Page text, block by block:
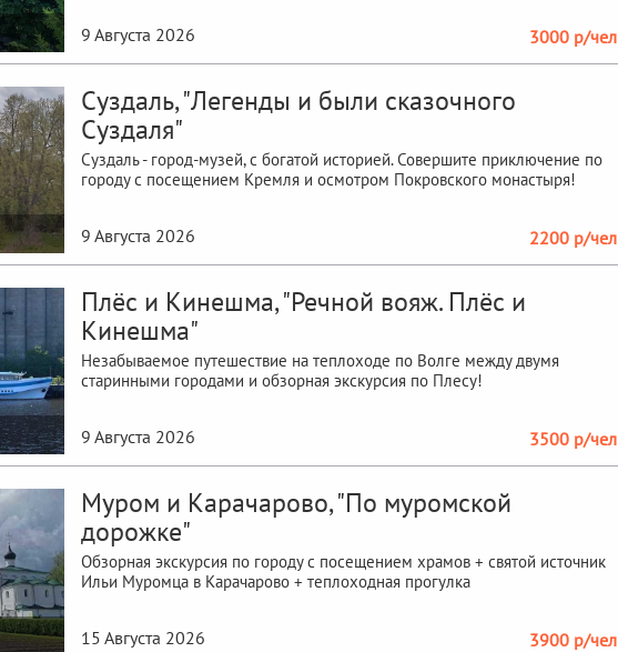
9 Августа 2026 3000 р/чел
Суздаль, "Легенды и были сказочного
Суздаля"
Суздаль - город-музей, с богатой историей. Совершите приключение по
городу с посещением Кремля и осмотром Покровского монастыря!
9 Августа 2026 2200 р/чел
Плёс и Кинешма, "Речной вояж. Плёс и
Кинешма"
Незабываемое путешествие на теплоходе по Волге между двумя
старинными городами и обзорная экскурсия по Плесу!
9 Августа 2026 3500 р/чел
Муром и Карачарово, "По муромской
дорожке"
Обзорная экскурсия по городу с посещением храмов + святой источник
Ильи Муромца в Карачарово + теплоходная прогулка
15 Августа 2026 3900 р/чел